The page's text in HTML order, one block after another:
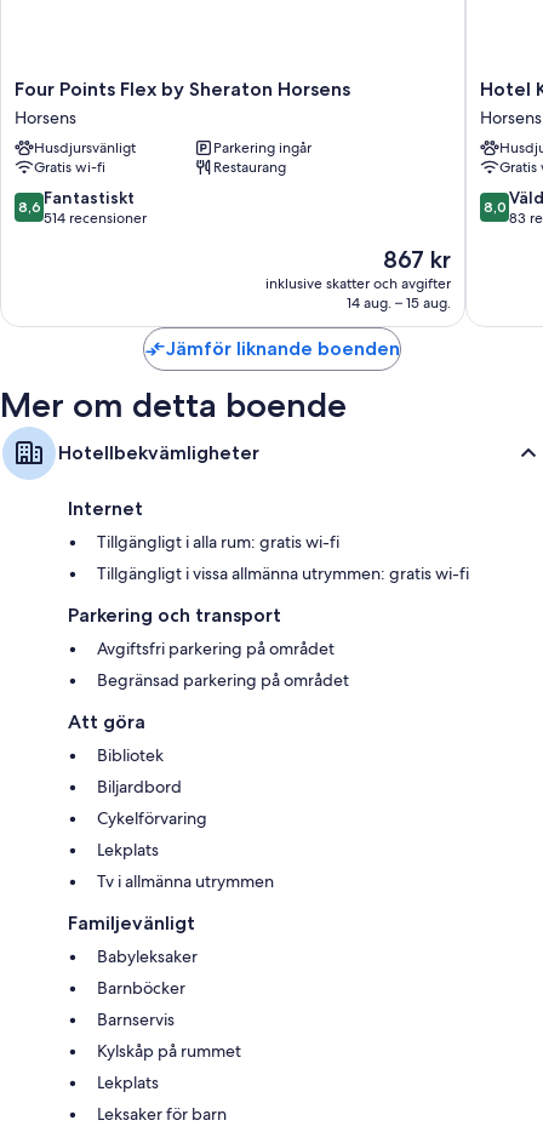
Four
Points
Flex
by
Sheraton
Horsens
Horsens
Four Points Flex by Sheraton Horsens
Horsens
Husdjursvänligt
Parkering ingår
Gratis wi-fi
Restaurang
8.6
av
8,6 Fantastiskt
514 recensioner
Priset
är
867 kr
867 kr
inklusive skatter och avgifter
14 aug. – 15 aug.
Hotel
Korning
B&B
Horsens
Hotel
Horsens
8.0
av
8,0
83
Jämför liknande boenden
Mer om detta boende
Hotellbekvämligheter
Internet
Tillgängligt i alla rum: gratis wi-fi
Tillgängligt i vissa allmänna utrymmen: gratis wi-fi
Parkering och transport
Avgiftsfri parkering på området
Begränsad parkering på området
Att göra
Bibliotek
Biljardbord
Cykelförvaring
Lekplats
Tv i allmänna utrymmen
Familjevänligt
Babyleksaker
Barnböcker
Barnservis
Kylskåp på rummet
Lekplats
Leksaker för barn